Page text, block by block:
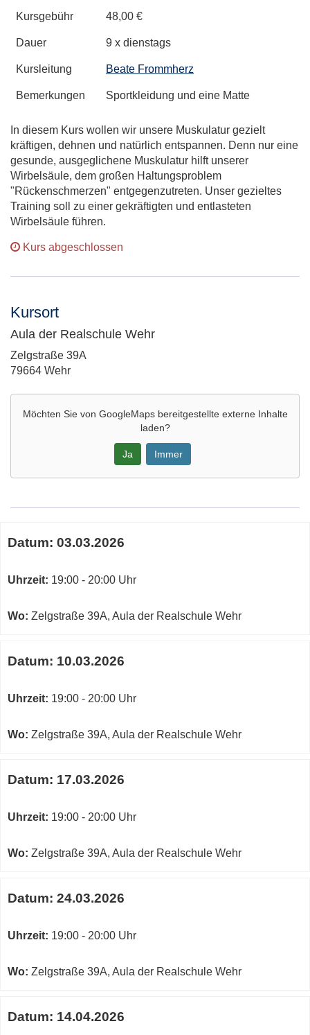
Kursgebühr 48,00 €
Dauer 9 x dienstags
Kursleitung Beate Frommherz
Bemerkungen Sportkleidung und eine Matte
In diesem Kurs wollen wir unsere Muskulatur gezielt
kräftigen, dehnen und natürlich entspannen. Denn nur eine
gesunde, ausgeglichene Muskulatur hilft unserer
Wirbelsäule, dem großen Haltungsproblem
"Rückenschmerzen" entgegenzutreten. Unser gezieltes
Training soll zu einer gekräftigten und entlasteten
Wirbelsäule führen.
Kurs abgeschlossen
Kursort
Aula der Realschule Wehr
Adresse:
Zelgstraße 39A
79664 Wehr
Möchten Sie von GoogleMapsbereitgestellte externe Inhalte
laden?
Ja Immer
Maps
von
Realschule
in
öffnen
zum
Kurs
Datum: 03.03.2026
Uhrzeit: 19:00 - 20:00 Uhr
Wo: Zelgstraße 39A, Aula der Realschule Wehr
Datum: 10.03.2026
Uhrzeit: 19:00 - 20:00 Uhr
Wo: Zelgstraße 39A, Aula der Realschule Wehr
Datum: 17.03.2026
Uhrzeit: 19:00 - 20:00 Uhr
Wo: Zelgstraße 39A, Aula der Realschule Wehr
Datum: 24.03.2026
Uhrzeit: 19:00 - 20:00 Uhr
Wo: Zelgstraße 39A, Aula der Realschule Wehr
Datum: 14.04.2026